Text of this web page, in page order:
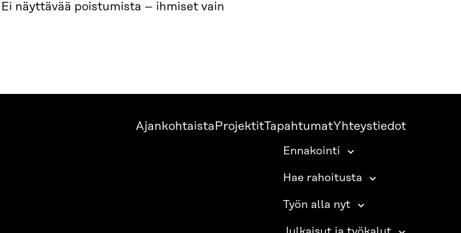
näyttävää poistumista – ihmiset vain
Ajankohtaista ProjektitTapahtumatYhteystiedot
Ennakointi
Hae rahoitusta
Työn alla nyt